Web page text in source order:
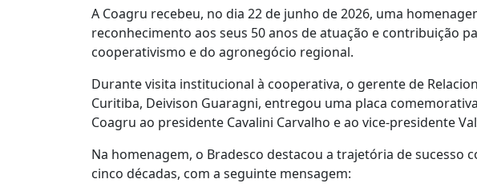
A Coagru recebeu, no dia 22 de junho de 2026, uma
reconhecimento aos seus 50 anos de atuação e contribuição
cooperativismo e do agronegócio regional.
Durante visita institucional à cooperativa, o gerente de
Curitiba, Deivison Guaragni, entregou uma placa
Coagru ao presidente Cavalini Carvalho e ao vice-presidente
Na homenagem, o Bradesco destacou a trajetória de sucesso
cinco décadas, com a seguinte mensagem: